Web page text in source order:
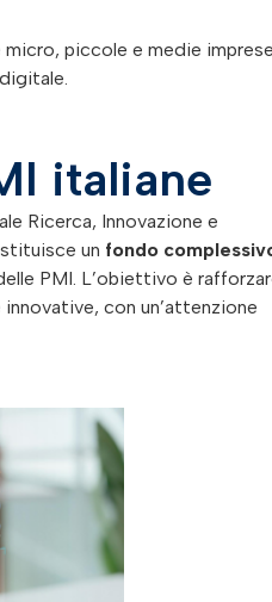
piccole e medie
italiane
Ricerca, Innovazione e
un fondo
PMI. L’obiettivo è
con un’attenzione